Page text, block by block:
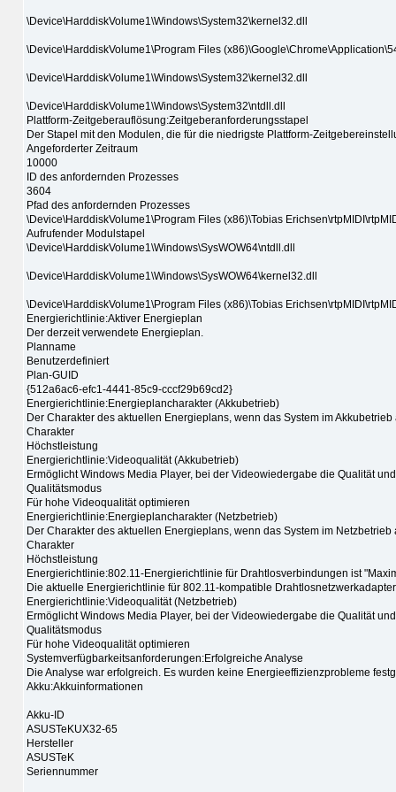
\Device\HarddiskVolume1\Windows\System32\kernel32.dll
\Device\HarddiskVolume1\Program Files
\Device\HarddiskVolume1\Windows\System32\kernel32.dll
\Device\HarddiskVolume1\Windows\System32\ntdll.dll
Plattform-Zeitgeberauflösung:Zeitgeberanforderungsstapel
Der Stapel mit den Modulen, die für die niedrigste Plattform-
Angeforderter Zeitraum
10000
ID des anfordernden Prozesses
3604
Pfad des anfordernden Prozesses
\Device\HarddiskVolume1\Program Files (x86)\Tobias
Aufrufender Modulstapel
\Device\HarddiskVolume1\Windows\SysWOW64\ntdll.dll
\Device\HarddiskVolume1\Windows\SysWOW64\kernel32.dll
\Device\HarddiskVolume1\Program Files (x86)\Tobias
Energierichtlinie:Aktiver Energieplan
Der derzeit verwendete Energieplan.
Planname
Benutzerdefiniert
Plan-GUID
{512a6ac6-efc1-4441-85c9-cccf29b69cd2}
Energierichtlinie:Energieplancharakter (Akkubetrieb)
Der Charakter des aktuellen Energieplans, wenn das System im
Charakter
Höchstleistung
Energierichtlinie:Videoqualität (Akkubetrieb)
Ermöglicht Windows Media Player, bei der Videowiedergabe die Qualität
Qualitätsmodus
Für hohe Videoqualität optimieren
Energierichtlinie:Energieplancharakter (Netzbetrieb)
Der Charakter des aktuellen Energieplans, wenn das System im Netzbetrieb
Charakter
Höchstleistung
Energierichtlinie:802.11-Energierichtlinie für Drahtlosverbindungen ist
Die aktuelle Energierichtlinie für 802.11-kompatible
Energierichtlinie:Videoqualität (Netzbetrieb)
Ermöglicht Windows Media Player, bei der Videowiedergabe die Qualität
Qualitätsmodus
Für hohe Videoqualität optimieren
Systemverfügbarkeitsanforderungen:Erfolgreiche Analyse
Die Analyse war erfolgreich. Es wurden keine Energieeffizienzprobleme
Akku:Akkuinformationen
Akku-ID
ASUSTeKUX32-65
Hersteller
ASUSTeK
Seriennummer